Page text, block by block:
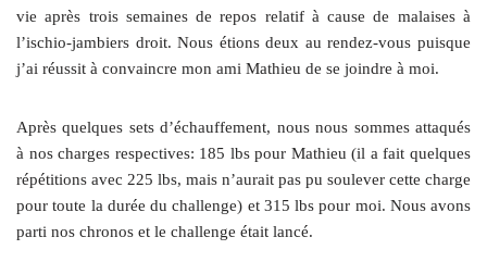
vie après trois semaines de repos relatif à cause de malaises à
l’ischio-jambiers droit. Nous étions deux au rendez-vous puisque
j’ai réussit à convaincre mon ami Mathieu de se joindre à moi.
Après quelques sets d’échauffement, nous nous sommes attaqués
à nos charges respectives: 185 lbs pour Mathieu (il a fait quelques
répétitions avec 225 lbs, mais n’aurait pas pu soulever cette charge
pour toute la durée du challenge) et 315 lbs pour moi. Nous avons
parti nos chronos et le challenge était lancé.